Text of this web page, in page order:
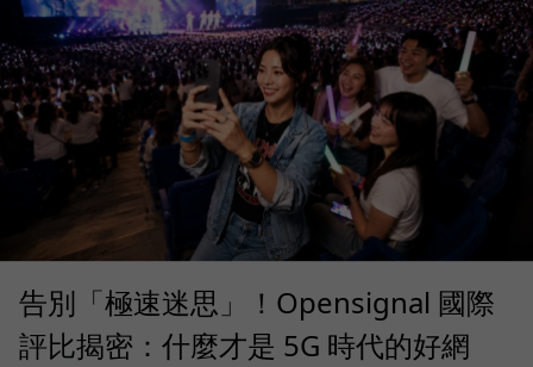
告別「極速迷思」！Opensignal 國際
評比揭密：什麼才是 5G 時代的好網